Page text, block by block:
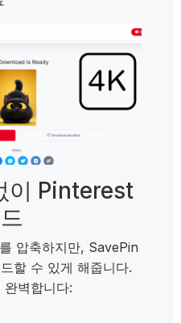
이 Pinterest
압축하지만, SavePin
할 수 있게 해줍니다.
벽합니다: